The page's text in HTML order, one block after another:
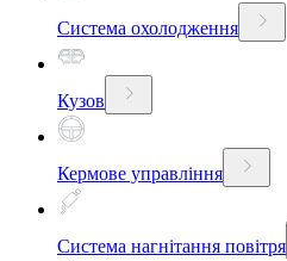
Система охолодження
Кузов
Кермове управління
Система нагнітання повітря